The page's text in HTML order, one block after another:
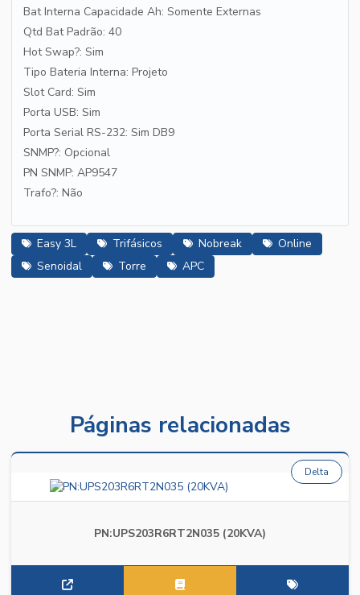
Bat Interna Capacidade Ah: Somente Externas
Qtd Bat Padrão: 40
Hot Swap?: Sim
Tipo Bateria Interna: Projeto
Slot Card: Sim
Porta USB: Sim
Porta Serial RS-232: Sim DB9
SNMP?: Opcional
PN SNMP: AP9547
Trafo?: Não
Easy 3L Trifásicos Nobreak
Online
Senoidal
Torre APC
Páginas relacionadas
PN:UPS203R6RT2N035 (20KVA)
Delta